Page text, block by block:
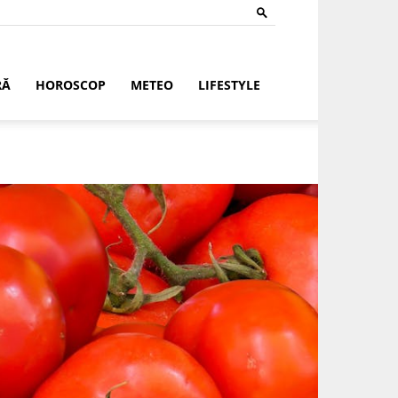
HOROSCOP METEO LIFESTYLE